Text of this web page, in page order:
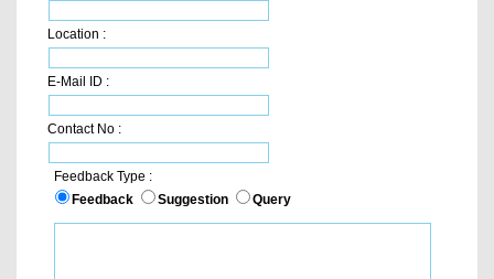
Location :
E-Mail ID :
Contact No :
Feedback Type :
Feedback
Suggestion Query